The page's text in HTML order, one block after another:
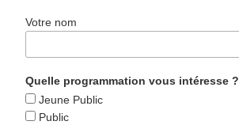
Votre nom
Quelle programmation vous intéresse ?
Jeune Public
Public